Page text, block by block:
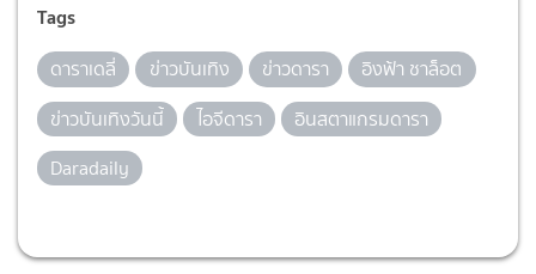
Tags
ดาราเดลี่ ข่าวบันเทิง ข่าวดารา
อิงฟ้า ชาล็อต
ข่าวบันเทิงวันนี้
ไอจีดารา
อินสตาแกรมดารา
Daradaily